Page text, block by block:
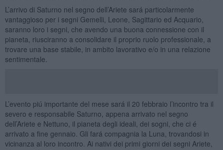
L’arrivo di Saturno nel segno dell’Ariete sará particolarmente
vantaggioso per i segni Gemelli, Leone, Sagittario ed Acquario,
saranno loro i segni, che avendo una buona connessione con il
pianeta, riusciranno a consolidare il proprio ruolo professionale, a
trovare una base stabile, in ambito lavorativo e/o in una relazione
sentimentale.
L’evento piú importante del mese sará il 20 febbraio l’incontro tra il
severo e responsabile Saturno, appena arrivato nel segno
dell’Ariete e Nettuno, il pianeta degli ideali, dei sogni, che ci é
arrivato a fine gennaio. Gli fará compagnia la Luna, trovandosi in
vicinanza al loro incontro. Ai nativi dei primi giorni dei segni Ariete,